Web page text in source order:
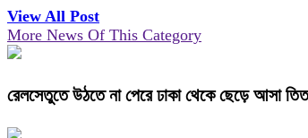
View All Post
More News Of This Category
রেলসেতুতে উঠতে না পেরে ঢাকা থেকে ছেড়ে আসা